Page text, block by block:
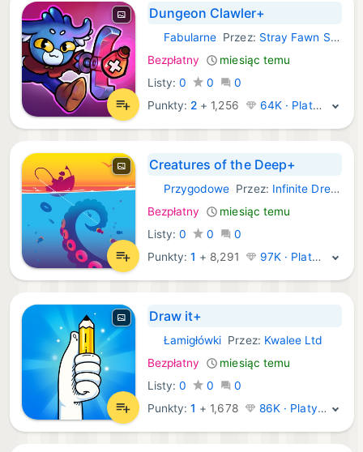
Dungeon Clawler+
iOS Gry:
Fabularne Przez: Stray Fawn Studio
Bezpłatny
miesiąc temu
Listy: 0 0
0
Punkty: 2 + 1,256 64K · Platyna
Creatures of the Deep+
iOS Gry:
Przygodowe Przez: Infinite Dreams Inc.
Bezpłatny
miesiąc temu
Listy: 0 0
0
Punkty:1 + 8,291 97K · Platyna
Draw it+
iOS Gry:
Łamigłówki Przez: Kwalee Ltd
Bezpłatny
miesiąc temu
Listy: 0 0
0
Punkty:1 + 1,678 86K · Platyna